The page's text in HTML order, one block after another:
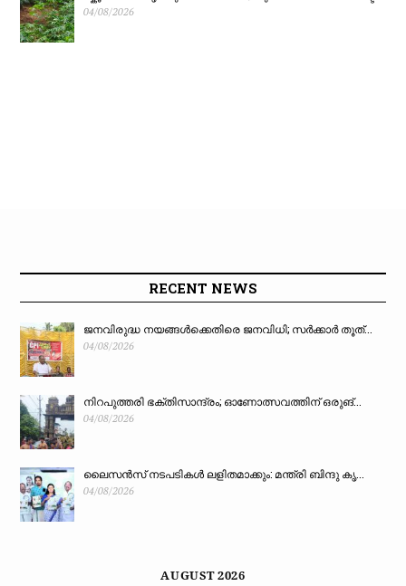
04/08/2026
RECENT NEWS
ജനവിരുദ്ധ നയങ്ങൾക്കെതിരെ ജനവിധി; സർക്കാർ തൂത്...
04/08/2026
നിറപുത്തരി ഭക്തിസാന്ദ്രം; ഓണോത്സവത്തിന് ഒരുങ്...
04/08/2026
ലൈസൻസ് നടപടികൾ ലളിതമാക്കും: മന്ത്രി ബിന്ദു കൃ...
04/08/2026
AUGUST 2026